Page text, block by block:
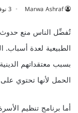
Marwa Ashraf 3 نوفمبر 2014
تُفضِّل الناس منع
الطبيعية لعدة
بسبب معتقداتهم
الحمل لأنها تحتوي
أما برنامج تنظيم